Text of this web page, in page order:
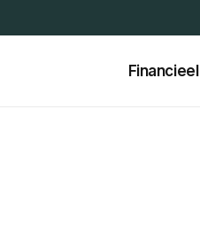
Financieel